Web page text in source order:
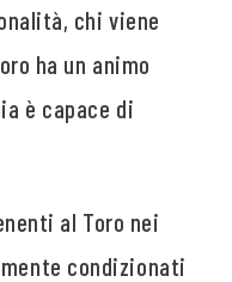
chi viene
ha un animo
è capace di
al Toro nei
condizionati